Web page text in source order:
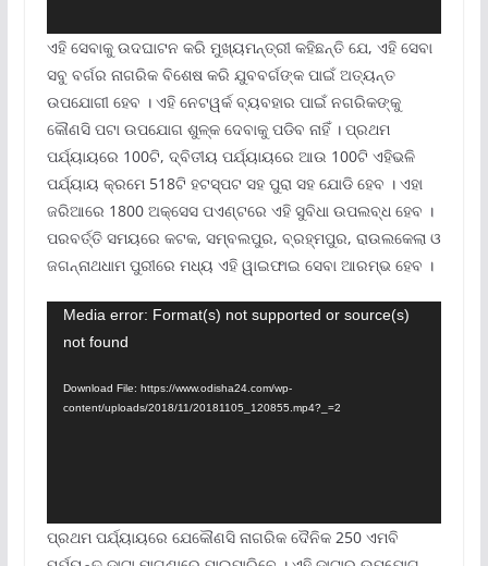
ଏହି ସେବାକୁ ଉଦଘାଟନ କରି ମୁଖ୍ୟମନ୍ତ୍ରୀ କହିଛନ୍ତି ଯେ, ଏହି ସେବା
ସବୁ ବର୍ଗର ନାଗରିକ ବିଶେଷ କରି ଯୁବବର୍ଗଙ୍କ ପାଇଁ ଅତ୍ୟନ୍ତ
ଉପଯୋଗୀ ହେବ । ଏହି ନେଟୱର୍କ ବ୍ୟବହାର ପାଇଁ ନଗରିକଙ୍କୁ
କୌଣସି ପଟା ଉପଯୋଗ ଶୁଳ୍କ ଦେବାକୁ ପଡିବ ନାହିଁ । ପ୍ରଥମ
ପର୍ଯ୍ୟାୟରେ 100ଟି, ଦ୍ବିତୀୟ ପର୍ଯ୍ୟାୟରେ ଆଉ 100ଟି ଏହିଭଳି
ପର୍ଯ୍ୟାୟ କ୍ରମେ 518ଟି ହଟସ୍ପଟ ସହ ପୁରା ସହ ଯୋଡି ହେବ । ଏହା
ଜରିଆରେ 1800 ଅକ୍ସେସ ପଏଣ୍ଟରେ ଏହି ସୁବିଧା ଉପଲବ୍ଧ ହେବ ।
ପରବର୍ତ୍ତି ସମୟରେ କଟକ, ସମ୍ବଲପୁର, ବ୍ରହ୍ମପୁର, ରାଉଲକେଲା ଓ
ଜଗନ୍ନାଥଧାମ ପୁରୀରେ ମଧ୍ୟ ଏହି ୱାଇଫାଇ ସେବା ଆରମ୍ଭ ହେବ ।
Video
Player
Media error: Format(s) not supported or source(s)
not found
Download File: https://www.odisha24.com/wp-
content/uploads/2018/11/20181105_120855.mp4?_=2
ପ୍ରଥମ ପର୍ଯ୍ୟାୟରେ ଯେକୌଣସି ନାଗରିକ ଦୈନିକ 250 ଏମବି